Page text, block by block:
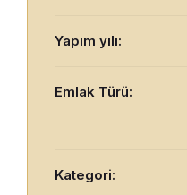
Yapım yılı:
Emlak Türü:
Kategori: